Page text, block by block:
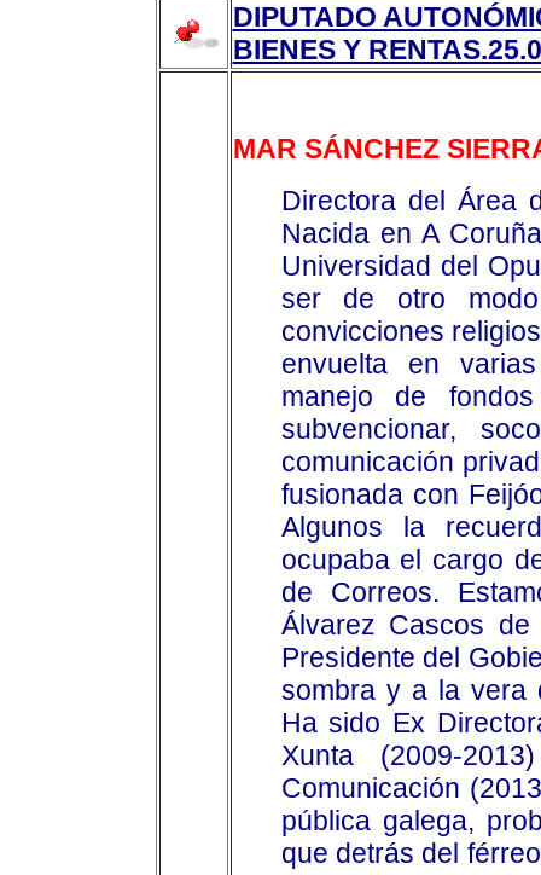
DIPUTADO
BIENES Y
MAR SÁNCHEZ
Directora del Área
Nacida en A
Universidad del
ser de otro
convicciones
envuelta en
manejo de
subvencionar,
comunicación
fusionada con
Algunos la
ocupaba el cargo
de Correos.
Álvarez Cascos
Presidente del
sombra y a la vera
Ha sido Ex
Xunta (2009-
Comunicación
pública galega,
que detrás del